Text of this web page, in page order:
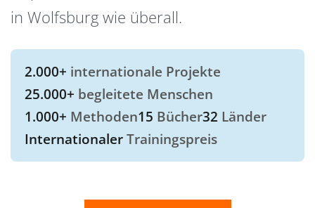
in Wolfsburg wie überall.
2.000+ internationale Projekte
25.000+ begleitete Menschen
1.000+ Methoden15 Bücher32 Länder
InternationalerTrainingspreis